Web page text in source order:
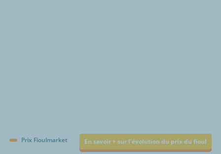
Prix Fioulmarket En savoir + sur l'évolution du prix du fioul